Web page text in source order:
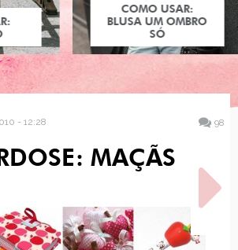
COMO USAR:
BLUSA UM OMBRO
SÓ
- 12:28 98
MAÇÃS